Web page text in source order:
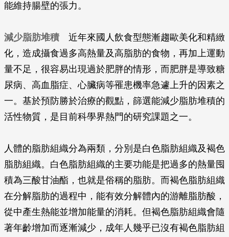
能維持腸壁的張力。
減少脂肪堆積 近年來國人飲食型態漸趨歐美化和精緻
化，造成攝食過多高熱量及高脂肪的食物，再加上運動
量不足，很容易出現過於肥胖的情形，而肥胖是導致糖
尿病、高血脂症、心臟病等罹患機率急遽上升的因素之
一。基於預防勝於治療的觀點，篩選能減少脂肪堆積的
活性物質，是目前科學界熱門的研究課題之一。
人體的脂肪組織分為兩類，分別是白色脂肪組織及褐色
脂肪組織。白色脂肪組織的主要功能是把過多的熱量囤
積為三酸甘油酯，也就是俗稱的脂肪。而褐色脂肪組織
在分解脂肪的過程中，能有效分解體內的游離脂肪酸，
從中產生熱能並增加能量的消耗。但褐色脂肪組織會隨
著年齡增加而逐漸減少，成年人幾乎已沒有褐色脂肪組